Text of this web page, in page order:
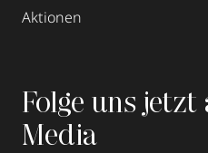
Aktionen
Folge uns jetzt
Media